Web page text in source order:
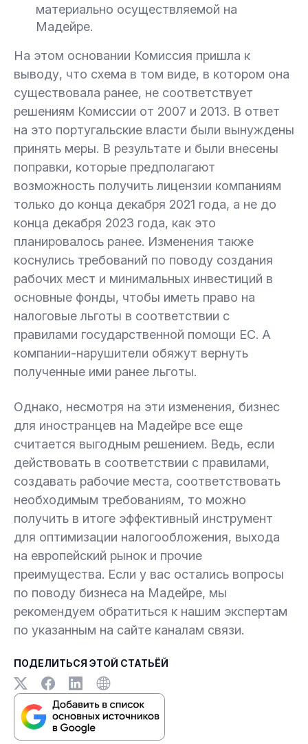
материально осуществляемой на
Мадейре.
На этом основании Комиссия пришла к
выводу, что схема в том виде, в котором она
существовала ранее, не соответствует
решениям Комиссии от 2007 и 2013. В ответ
на это португальские власти были вынуждены
принять меры. В результате и были внесены
поправки, которые предполагают
возможность получить лицензии компаниям
только до конца декабря 2021 года, а не до
конца декабря 2023 года, как это
планировалось ранее. Изменения также
коснулись требований по поводу создания
рабочих мест и минимальных инвестиций в
основные фонды, чтобы иметь право на
налоговые льготы в соответствии с
правилами государственной помощи ЕС. А
компании-нарушители обяжут вернуть
полученные ими ранее льготы.
Однако, несмотря на эти изменения, бизнес
для иностранцев на Мадейре все еще
считается выгодным решением. Ведь, если
действовать в соответствии с правилами,
создавать рабочие места, соответствовать
необходимым требованиям, то можно
получить в итоге эффективный инструмент
для оптимизации налогообложения, выхода
на европейский рынок и прочие
преимущества. Если у вас остались вопросы
по поводу бизнеса на Мадейре, мы
рекомендуем обратиться к нашим экспертам
по указанным на сайте каналам связи.
ПОДЕЛИТЬСЯ ЭТОЙ СТАТЬЁЙ